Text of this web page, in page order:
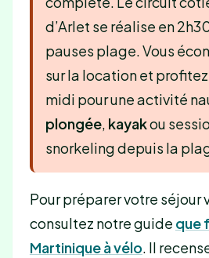
d’Arlet se réalise en
pauses plage. Vous
sur la location et
midi pour une activité
plongée, kayakou
snorkeling depuis la
Pour préparer votre séjour
consultez notre guide que
Martinique à vélo. Il